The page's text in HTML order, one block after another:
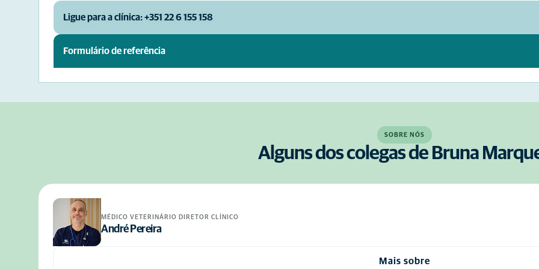
Ligue para a clínica: +351 22 6 155 158
Formulário de referência
SOBRE NÓS
Alguns dos colegas de Bruna
MÉDICO VETERINÁRIO DIRETOR CLÍNICO
André Pereira
Mais sobre